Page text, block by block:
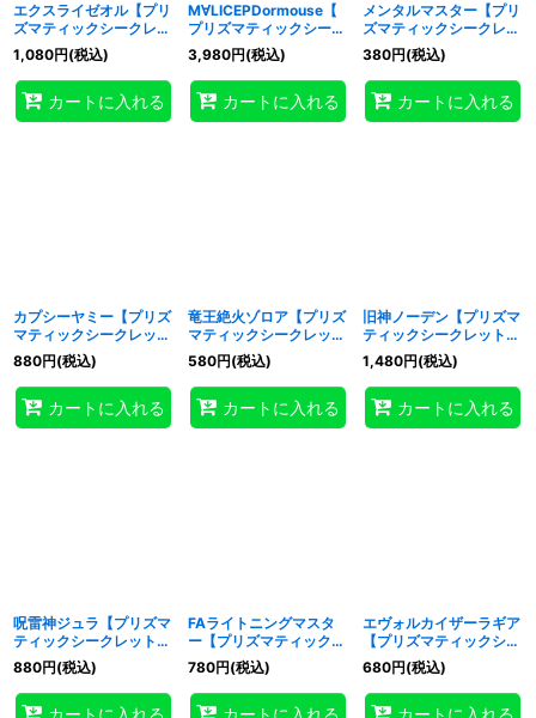
エクスライゼオル【プリ
ズマティックシークレッ
ト】{UT01-JP022}《モ
ンスター》
1,080円(税込)
カートに入れる
M∀LICEPDormouse【
プリズマティックシーク
レット】{UT01-JP024}
《モンスター》
3,980円(税込)
カートに入れる
メンタルマスター【プリ
ズマティックシークレッ
ト】{UT01-JP025}《モ
ンスター》
380円(税込)
カートに入れる
カプシーヤミー【プリズ
マティックシークレッ
ト】{UT01-JP026}《モ
ンスター》
880円(税込)
カートに入れる
竜王絶火ゾロア【プリズ
マティックシークレッ
ト】{UT01-JP027}《融
合》
580円(税込)
カートに入れる
旧神ノーデン【プリズマ
ティックシークレット】
{UT01-JP028}《融合》
1,480円(税込)
カートに入れる
呪雷神ジュラ【プリズマ
ティックシークレット】
{UT01-JP031}《シンク
ロ》
880円(税込)
カートに入れる
FAライトニングマスタ
ー【プリズマティックシ
ークレット】{UT01-
JP035}《シンクロ》
780円(税込)
カートに入れる
エヴォルカイザーラギア
【プリズマティックシー
クレット】{UT01-
JP038}《エクシーズ》
680円(税込)
カートに入れる